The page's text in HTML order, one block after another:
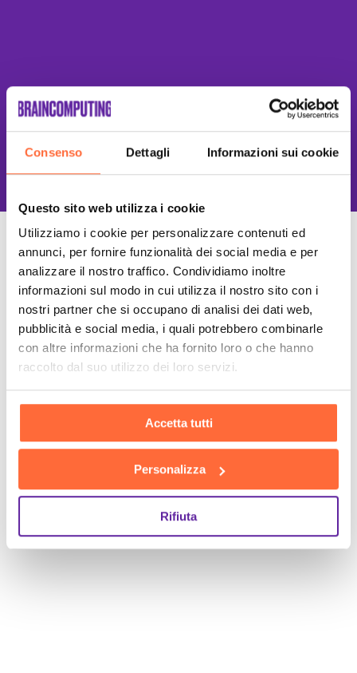
Consenso Dettagli Informazioni sui cookie
Questo sito web utilizza i cookie
Utilizziamo i cookie per personalizzare contenuti ed
annunci, per fornire funzionalità dei social media e per
analizzare il nostro traffico. Condividiamo inoltre
informazioni sul modo in cui utilizza il nostro sito con i
nostri partner che si occupano di analisi dei dati web,
pubblicità e social media, i quali potrebbero combinarle
con altre informazioni che ha fornito loro o che hanno
raccolto dal suo utilizzo dei loro servizi.
Accetta tutti
Personalizza
Rifiuta
This site is protected by reCAPTCHA
and the GooglePrivacy PolicyandTerms of Serviceapply.
Un Team di specialisti
Sempre a tuo supporto